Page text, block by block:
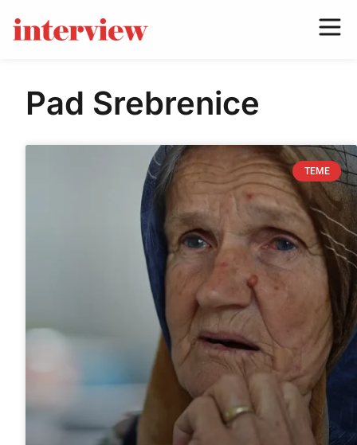
Pad Srebrenice
TEME